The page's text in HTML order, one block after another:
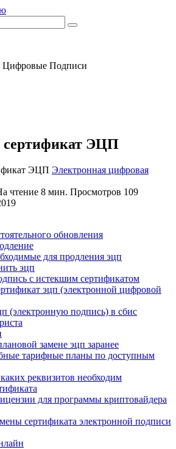
Цифровые Подписи
сертификат ЭЦП
Электронная цифровая
чтение 8 мин. Просмотров 109
обновления
для продления эцп
эцп
с истекшим сертификатом
эцп (электронной цифровой
(электронную подпись) в сбис
замене эцп заранее
тарифные планы по доступным
реквизитов необходим
для программы криптовайдера
сертификата электронной подписи